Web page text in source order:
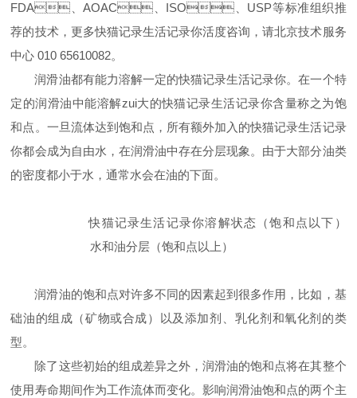
FDA、AOAC、ISO、USP等标准组织推
荐的技术，更多快猫记录生活记录你活度咨询，请北京技术服务
中心 010 65610082。
润滑油都有能力溶解一定的快猫记录生活记录你。在一个特
定的润滑油中能溶解zui大的快猫记录生活记录你含量称之为饱
和点。一旦流体达到饱和点，所有额外加入的快猫记录生活记录
你都会成为自由水，在润滑油中存在分层现象。由于大部分油类
的密度都小于水，通常水会在油的下面。
快猫记录生活记录你溶解状态（饱和点以下）
水和油分层（饱和点以上）
润滑油的饱和点对许多不同的因素起到很多作用，比如，基
础油的组成（矿物或合成）以及添加剂、乳化剂和氧化剂的类
型。
除了这些初始的组成差异之外，润滑油的饱和点将在其整个
使用寿命期间作为工作流体而变化。影响润滑油饱和点的两个主